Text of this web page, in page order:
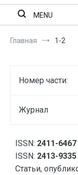
MENU
Главная 1-2
Номер части:
Журнал
ISSN: 2411-
ISSN: 2413-
Статьи,